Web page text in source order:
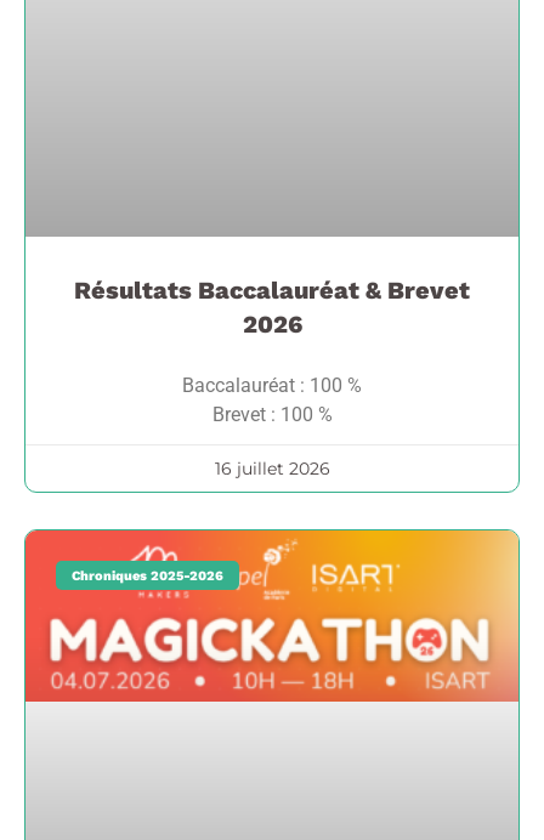
Résultats Baccalauréat & Brevet
2026
Baccalauréat : 100 %
Brevet : 100 %
16 juillet 2026
Chroniques 2025-2026